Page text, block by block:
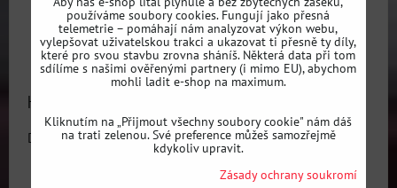
Hydraulická ruční brzda 2.0 s aretací
Dostupnost:Skladem
používáme soubory cookies. Fungují jako přesná
telemetrie – pomáhají nám analyzovat výkon webu,
vylepšovat uživatelskou trakci a ukazovat ti přesně ty díly,
které pro svou stavbu zrovna sháníš. Některá data při tom
sdílíme s našimi ověřenými partnery (i mimo EU), abychom
mohli ladit e-shop na maximum.
Kliknutím na „Přijmout všechny soubory cookie" nám dáš
na trati zelenou. Své preference můžeš samozřejmě
kdykoliv upravit.
Zásady ochrany soukromí